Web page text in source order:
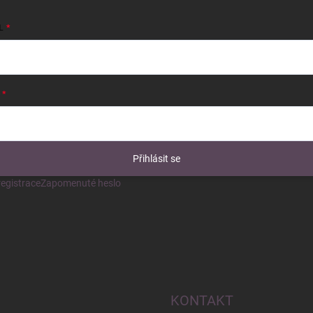
Přihlásit se
Zapomenuté heslo
KONTAKT